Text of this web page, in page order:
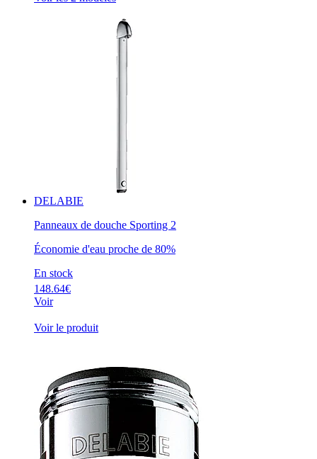
DELABIE
Panneaux de douche Sporting 2
Économie d'eau proche de 80%
En stock
148.64€
Voir
Voir le produit